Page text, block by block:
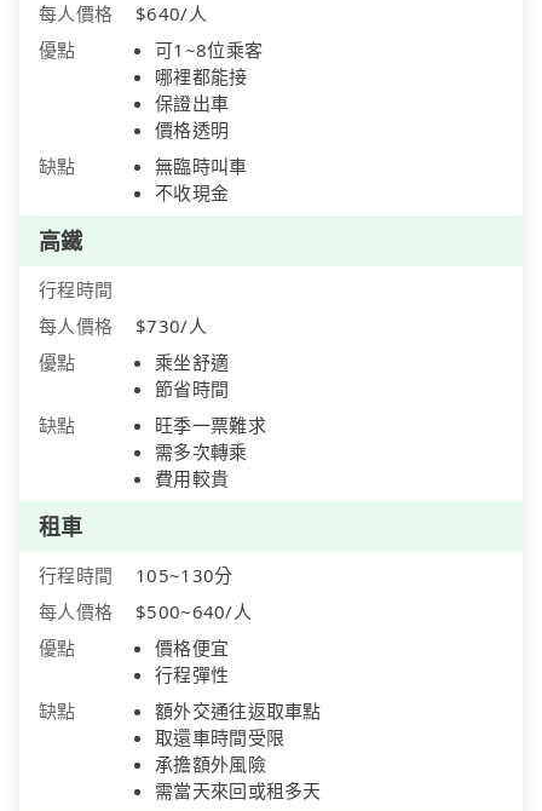
每人價格
$640/人
優點
可1~8位乘客
哪裡都能接
保證出車
價格透明
缺點
無臨時叫車
不收現金
高鐵
行程時間
每人價格
$730/人
優點
乘坐舒適
節省時間
缺點
旺季一票難求
需多次轉乘
費用較貴
租車
行程時間
105~130分
每人價格
$500~640/人
優點
價格便宜
行程彈性
缺點
額外交通往返取車點
取還車時間受限
承擔額外風險
需當天來回或租多天